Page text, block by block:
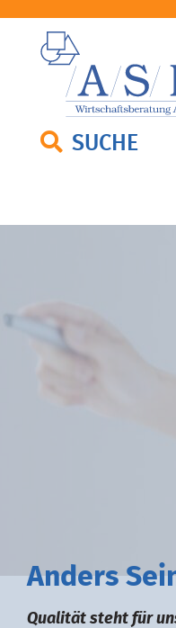
SUCHE
Anders S
Qualität steht für